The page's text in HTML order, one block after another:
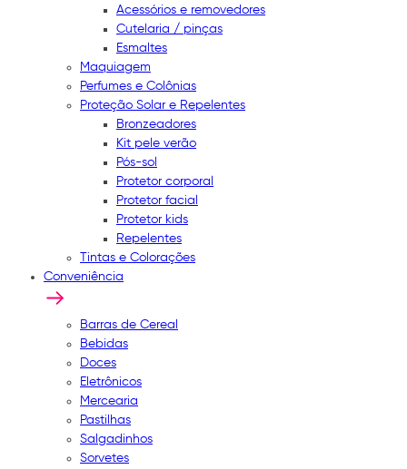
Acessórios e removedores
Cutelaria / pinças
Esmaltes
Maquiagem
Perfumes e Colônias
Proteção Solar e Repelentes
Bronzeadores
Kit pele verão
Pós-sol
Protetor corporal
Protetor facial
Protetor kids
Repelentes
Tintas e Colorações
Conveniência
Barras de Cereal
Bebidas
Doces
Eletrônicos
Mercearia
Pastilhas
Salgadinhos
Sorvetes